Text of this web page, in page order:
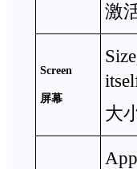
激
Screen
屏幕
大